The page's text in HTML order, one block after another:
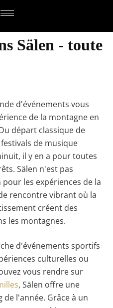
Sälen - toute
d'événements vous
de la montagne en
départ classique de
de musique
il y en a pour toutes
Sälen n'est pas
les expériences de la
rencontre vibrant où la
créent des
les montagnes.
d'événements sportifs
culturelles ou
vous rendre sur
, Sälen offre une
l'année. Grâce à un